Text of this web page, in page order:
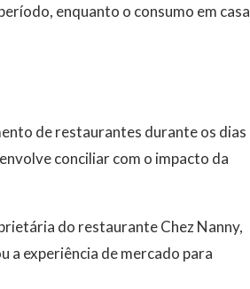
enquanto o consumo em casa
de restaurantes durante os dias
conciliar com o impacto da
do restaurante Chez Nanny,
a experiência de mercado para